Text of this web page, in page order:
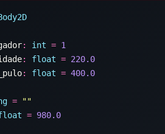
: int =
: float =
: float =
=
=